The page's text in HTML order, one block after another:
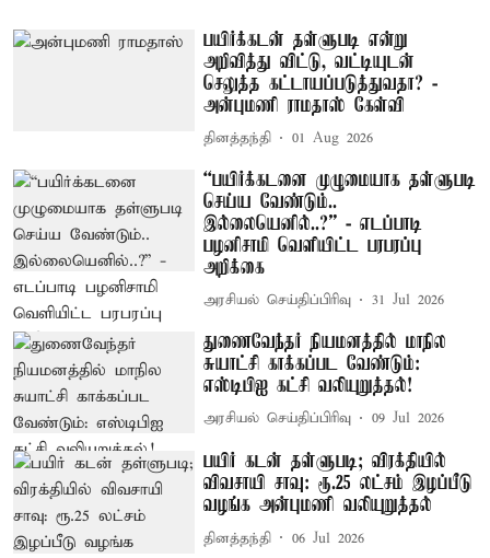
பயிர்க்கடன் தள்ளுபடி என்று
அறிவித்து விட்டு, வட்டியுடன்
செலுத்த கட்டாயப்படுத்துவதா? -
அன்புமணி ராமதாஸ் கேள்வி
தினத்தந்தி 01 Aug 2026
“பயிர்க்கடனை முழுமையாக தள்ளுபடி
செய்ய வேண்டும்..
இல்லையெனில்..?” - எடப்பாடி
பழனிசாமி வெளியிட்ட பரபரப்பு
அறிக்கை
அரசியல் செய்திப்பிரிவு 31 Jul 2026
துணைவேந்தர் நியமனத்தில் மாநில
சுயாட்சி காக்கப்பட வேண்டும்:
எஸ்டிபிஐ கட்சி வலியுறுத்தல்!
அரசியல் செய்திப்பிரிவு 09 Jul 2026
பயிர் கடன் தள்ளுபடி; விரக்தியில்
விவசாயி சாவு: ரூ.25 லட்சம் இழப்பீடு
வழங்க அன்புமணி வலியுறுத்தல்
தினத்தந்தி 06 Jul 2026